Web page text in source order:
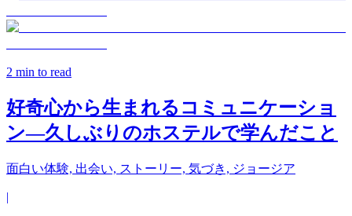
2 min to read
好奇心から生まれるコミュニケーショ
ン—久しぶりのホステルで学んだこと
面白い体験, 出会い, ストーリー, 気づき, ジョージア
|